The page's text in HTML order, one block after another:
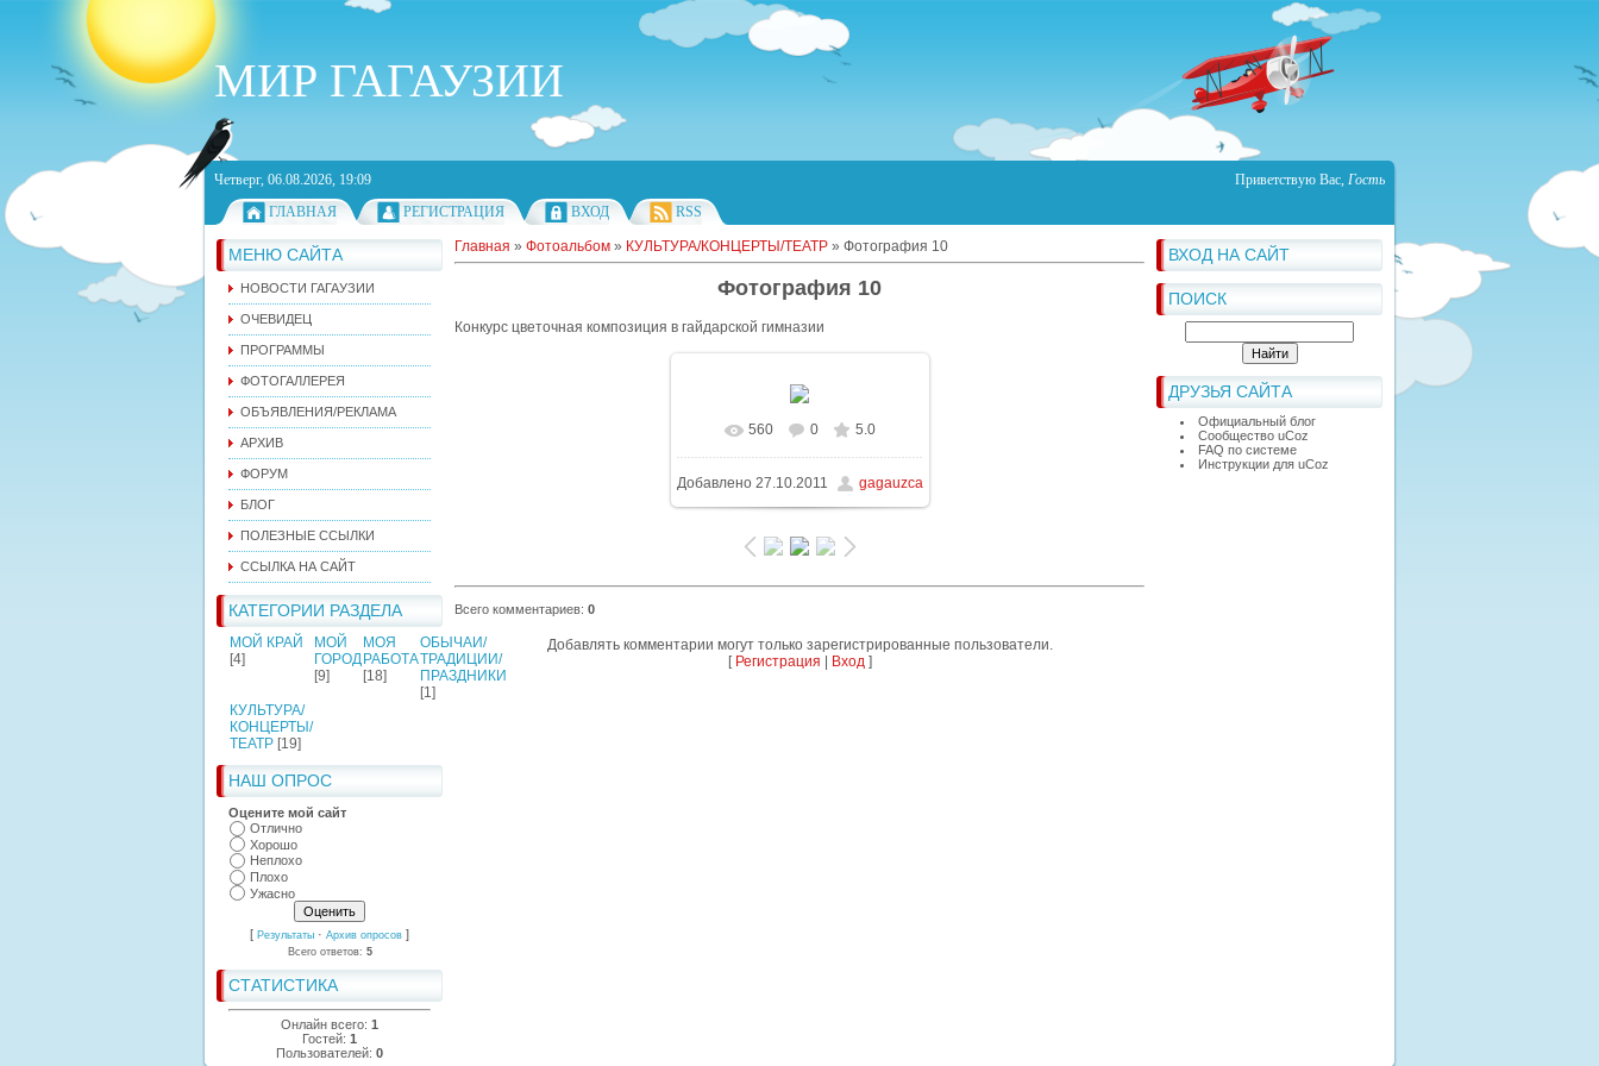
МИР ГАГАУЗИИ
Четверг, 06.08.2026, 19:09 Приветствую Вас, Гость
ГЛАВНАЯ
РЕГИСТРАЦИЯ ВХОД RSS
МЕНЮ САЙТА
НОВОСТИ ГАГАУЗИИ
ОЧЕВИДЕЦ
ПРОГРАММЫ
ФОТОГАЛЛЕРЕЯ
ОБЪЯВЛЕНИЯ/РЕКЛАМА
АРХИВ
ФОРУМ
БЛОГ
ПОЛЕЗНЫЕ ССЫЛКИ
ССЫЛКА НА САЙТ
КАТЕГОРИИ РАЗДЕЛА
МОЙ КРАЙ
[4]
МОЙ
ГОРОД
[9]
МОЯ
РАБОТА
[18]
ОБЫЧАИ/
ТРАДИЦИИ/
ПРАЗДНИКИ
[1]
КУЛЬТУРА/
КОНЦЕРТЫ/
ТЕАТР [19]
НАШ ОПРОС
Оцените мой сайт
Отлично
Хорошо
Неплохо
Плохо
Ужасно
[ Результаты · Архив опросов ]
Всего ответов: 5
СТАТИСТИКА
Онлайн всего: 1
Гостей: 1
Пользователей: 0
ВХОД НА САЙТ
ПОИСК
ДРУЗЬЯ САЙТА
Официальный блог
Сообщество uCoz
FAQ по системе
Инструкции для uCoz
Главная » Фотоальбом » КУЛЬТУРА/КОНЦЕРТЫ/ТЕАТР » Фотография 10
Фотография 10
Конкурс цветочная композиция в гайдарской гимназии
В реальном размере
1600x1200/ 181.5Kb
560 0 5.0
Добавлено27.10.2011 gagauzca
Всего комментариев: 0
Добавлять комментарии могут только зарегистрированные пользователи.
[ Регистрация | Вход]